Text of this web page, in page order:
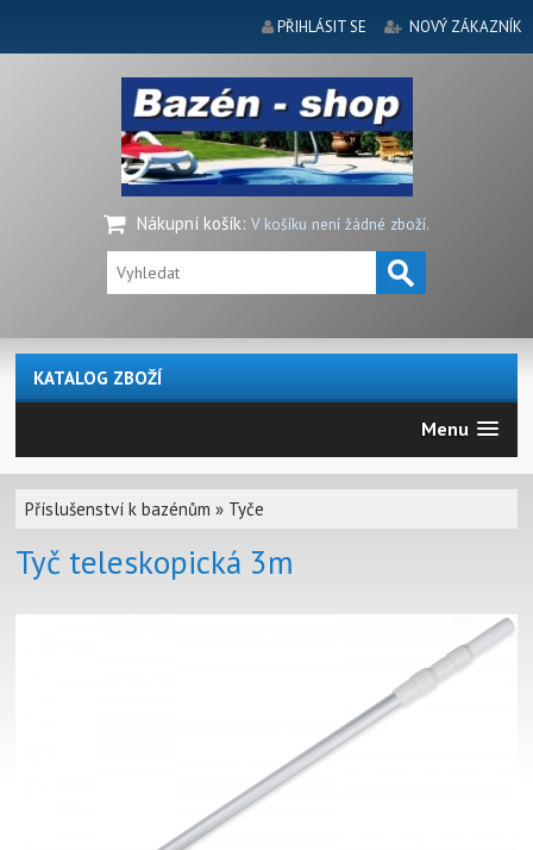
PŘIHLÁSIT SE NOVÝ ZÁKAZNÍK
Nákupní košík: V košíku není žádné zboží.
KATALOG ZBOŽÍ
Menu
Příslušenství k bazénům » Tyče
Tyč teleskopická 3m